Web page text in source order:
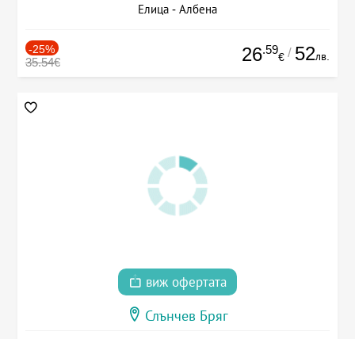
Елица - Албена
-25%
35.54€ 26.59
€ / 52лв.
виж офертата
Слънчев Бряг